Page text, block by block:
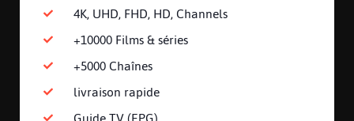
4K, UHD, FHD, HD, Channels
+10000 Films & séries
+5000 Chaînes
livraison rapide